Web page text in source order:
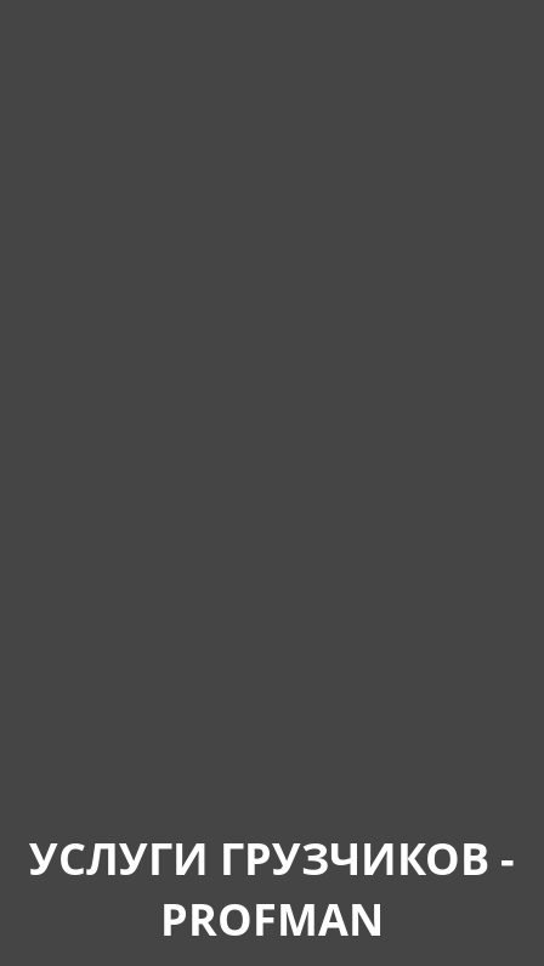
УСЛУГИ ГРУЗЧИКОВ -
PROFMAN